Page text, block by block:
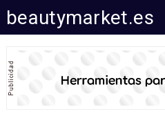
beautymarket.es